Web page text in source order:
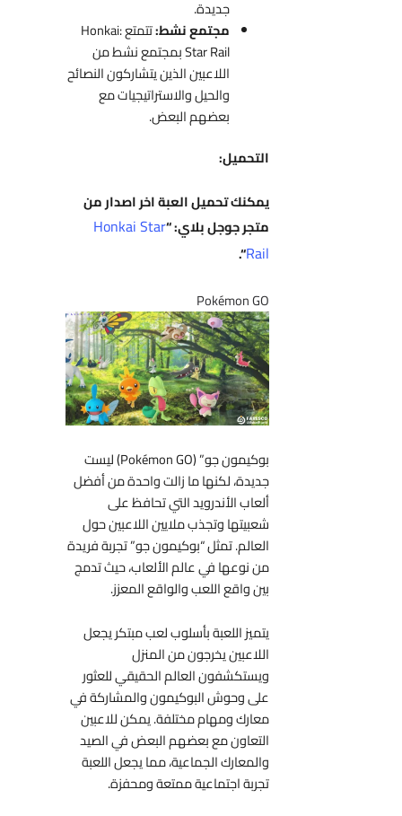
مجتمع نشط:
تتمتع Honkai:
Star Rail بمجتمع نشط من
اللاعبين الذين يتشاركون النصائح
والحيل والاستراتيجيات مع
بعضهم البعض.
التحميل:
يمكنك تحميل العبة اخر اصدار من
متجر جوجل بلاي: “Honkai Star
Pokémon GO
بوكيمون جو” (Pokémon GO) ليست
جديدة، لكنها ما زالت واحدة من أفضل
ألعاب الأندرويد التي تحافظ على
شعبيتها وتجذب ملايين اللاعبين حول
العالم. تمثل “بوكيمون جو” تجربة فريدة
من نوعها في عالم الألعاب، حيث تدمج
بين واقع اللعب والواقع المعزز.
يتميز اللعبة بأسلوب لعب مبتكر يجعل
اللاعبين يخرجون من المنزل
ويستكشفون العالم الحقيقي للعثور
على وحوش البوكيمون والمشاركة في
معارك ومهام مختلفة. يمكن للاعبين
التعاون مع بعضهم البعض في الصيد
والمعارك الجماعية، مما يجعل اللعبة
تجربة اجتماعية ممتعة ومحفزة.